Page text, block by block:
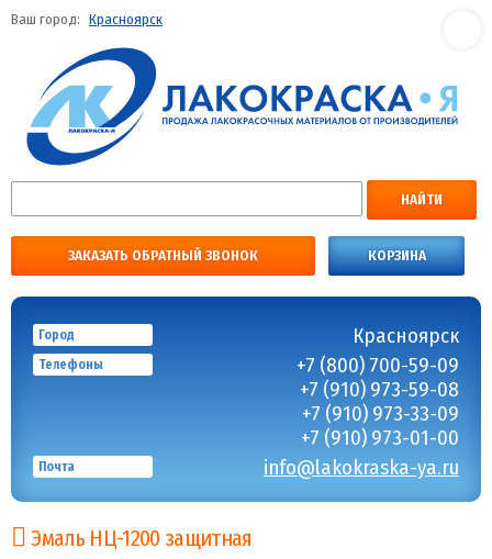
Ваш город: Красноярск
НАЙТИ
ЗАКАЗАТЬ ОБРАТНЫЙ ЗВОНОК КОРЗИНА
Город Красноярск
Телефоны
+7 (800) 700-59-09
+7 (910) 973-59-08
+7 (910) 973-33-09
+7 (910) 973-01-00
Почта info@lakokraska-ya.ru
Эмаль НЦ-1200 защитная